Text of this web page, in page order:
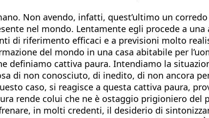
Non avendo, infatti, quest’ultimo un
nel mondo. Lentamente egli procede a
di riferimento efficaci e a previsioni molto
del mondo in una casa abitabile per
definiamo cattiva paura. Intendiamo la
di non conosciuto, di inedito, di non ancora
caso, si reagisce a questa cattiva paura,
rende colui che ne è ostaggio prigioniero del
in molti credenti, il desiderio di